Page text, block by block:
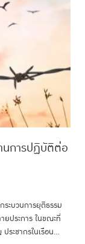
นการปฏิบัติต่อ
ระบวนการยุติธรรม
ประการ ในขณะที่
ระชากรในเรือน